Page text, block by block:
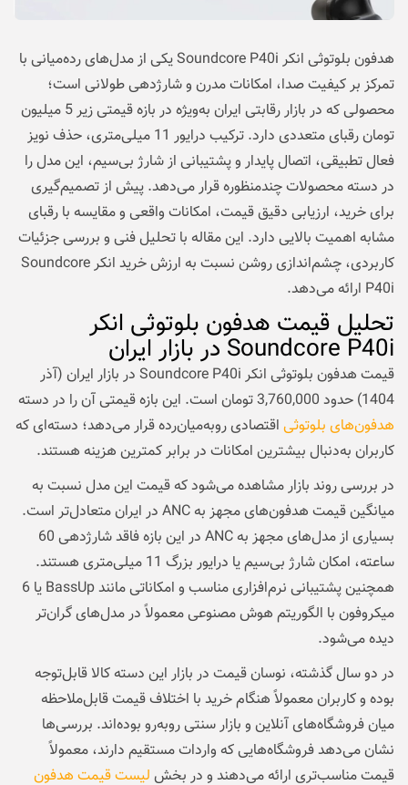
هدفون بلوتوثی انکر Soundcore P40i یکی از مدل‌های رده‌میانی با
تمرکز بر کیفیت صدا، امکانات مدرن و شارژدهی طولانی است؛
محصولی که در بازار رقابتی ایران به‌ویژه در بازه قیمتی زیر 5 میلیون
تومان رقبای متعددی دارد. ترکیب درایور 11 میلی‌متری، حذف نویز
فعال تطبیقی، اتصال پایدار و پشتیبانی از شارژ بی‌سیم، این مدل را
در دسته محصولات چندمنظوره قرار می‌دهد. پیش از تصمیم‌گیری
برای خرید، ارزیابی دقیق قیمت، امکانات واقعی و مقایسه با رقبای
مشابه اهمیت بالایی دارد. این مقاله با تحلیل فنی و بررسی جزئیات
کاربردی، چشم‌اندازی روشن نسبت به ارزش خرید انکر Soundcore
P40i ارائه می‌دهد.
تحلیل قیمت هدفون بلوتوثی انکر
Soundcore P40i در بازار ایران
قیمت هدفون بلوتوثی انکر Soundcore P40i در بازار ایران (آذر
1404) حدود 3,760,000 تومان است. این بازه قیمتی آن را در دسته
هدفون‌های بلوتوثی اقتصادی رو‌به‌میان‌رده قرار می‌دهد؛ دسته‌ای که
کاربران به‌دنبال بیشترین امکانات در برابر کمترین هزینه هستند.
در بررسی روند بازار مشاهده می‌شود که قیمت این مدل نسبت به
میانگین قیمت هدفون‌های مجهز به ANC در ایران متعادل‌تر است.
بسیاری از مدل‌های مجهز به ANC در این بازه فاقد شارژدهی 60
ساعته، امکان شارژ بی‌سیم یا درایور بزرگ 11 میلی‌متری هستند.
همچنین پشتیبانی نرم‌افزاری مناسب و امکاناتی مانند BassUp یا 6
میکروفون با الگوریتم هوش مصنوعی معمولاً در مدل‌های گران‌تر
دیده می‌شود.
در دو سال گذشته، نوسان قیمت در بازار این دسته کالا قابل‌توجه
بوده و کاربران معمولاً هنگام خرید با اختلاف قیمت قابل‌ملاحظه
میان فروشگاه‌های آنلاین و بازار سنتی روبه‌رو بوده‌اند. بررسی‌ها
نشان می‌دهد فروشگاه‌هایی که واردات مستقیم دارند، معمولاً
قیمت مناسب‌تری ارائه می‌دهند و در بخش لیست قیمت هدفون